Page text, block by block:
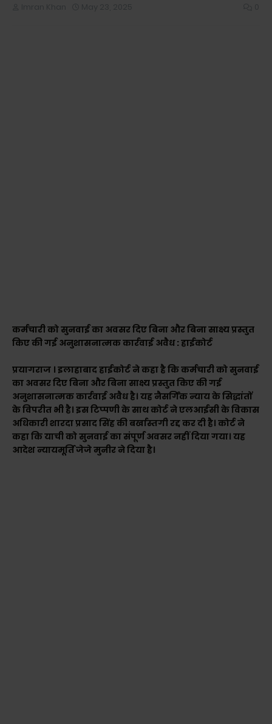
कर्मचारी को सुनवाई का अवसर दिए बिना और बिना साक्ष्य प्रस्तुत
किए की गई अनुशासनात्मक कार्रवाई अवैध : हाईकोर्ट
प्रयागराज । इलाहाबाद हाईकोर्ट ने कहा है कि कर्मचारी को सुनवाई
का अवसर दिए बिना और बिना साक्ष्य प्रस्तुत किए की गई
अनुशासनात्मक कार्रवाई अवैध है। यह नैसर्गिक न्याय के सिद्धांतों
के विपरीत भी है। इस टिप्पणी के साथ कोर्ट ने एलआईसी के विकास
अधिकारी शारदा प्रसाद सिंह की बर्खास्तगी रद्द कर दी है। कोर्ट ने
कहा कि याची को सुनवाई का संपूर्ण अवसर नहीं दिया गया। यह
आदेश न्यायमूर्ति जेजे मुनीर ने दिया है।